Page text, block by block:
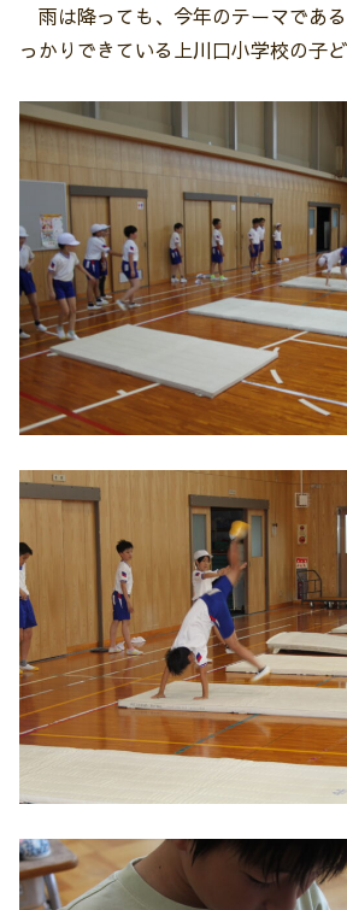
雨は降っても、今年のテーマであ
っかりできている上川口小学校の子ど